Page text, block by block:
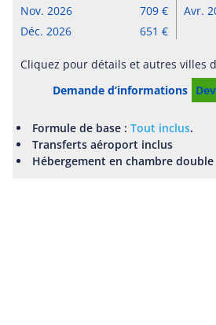
Demande d’informations
Nov. 2026
709
Déc. 2026
651
Avr.
Cliquez pour détails et autres villes
Formule de base :Tout inclus.
Transferts aéroport inclus
Hébergement en chambre double